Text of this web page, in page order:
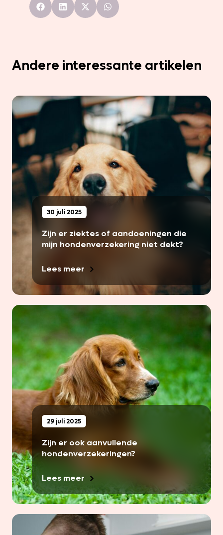
Andere interessante artikelen
30 juli 2025
Zijn er ziektes of aandoeningen die
mijn hondenverzekering niet dekt?
Lees meer
29 juli 2025
Zijn er ook aanvullende
hondenverzekeringen?
Lees meer